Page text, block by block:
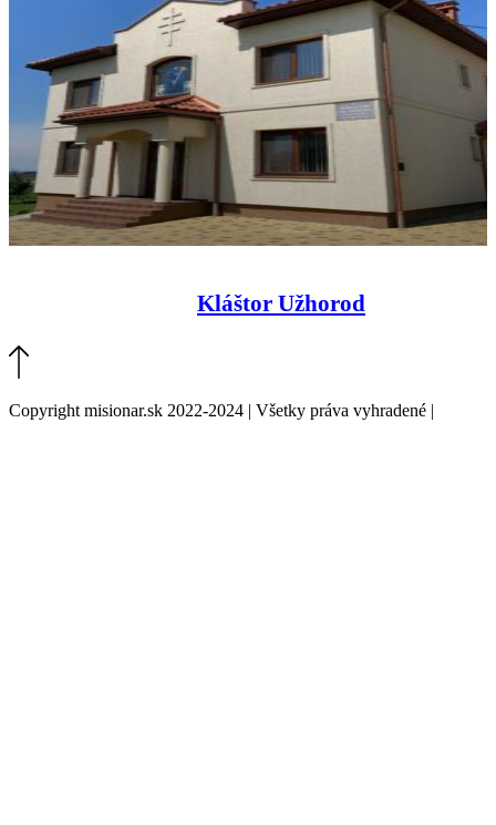
Kláštor Užhorod
Copyright misionar.sk 2022-2024 | Všetky práva vyhradené |